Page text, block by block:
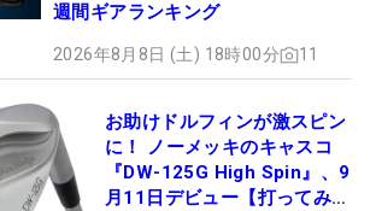
週間ギアランキング
2026年8月8日 (土) 18時00分 11
お助けドルフィンが激スピン
に！ ノーメッキのキャスコ
『DW-125G High Spin』、9
月11日デビュー【打ってみ